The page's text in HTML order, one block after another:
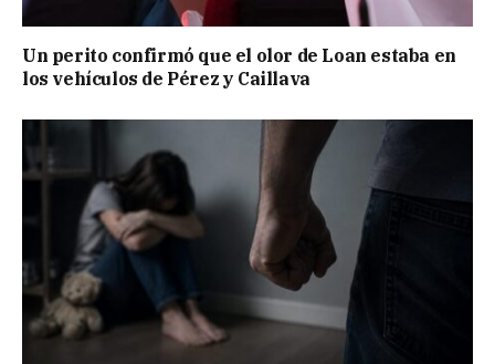
Un perito confirmó que el olor de Loan estaba en
los vehículos de Pérez y Caillava